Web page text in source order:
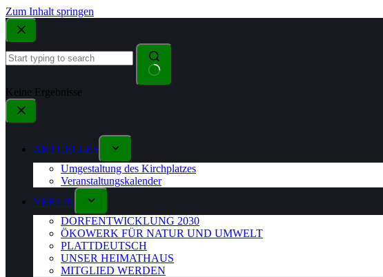
Zum Inhalt springen
Keine Ergebnisse
AKTUELLES
Umgestaltung des Kirchplatzes
Veranstaltungskalender
VEREIN
DORFENTWICKLUNG 2030
ÖKOWERK FÜR NATUR UND UMWELT
PLATTDEUTSCH
UNSER HEIMATHAUS
MITGLIED WERDEN